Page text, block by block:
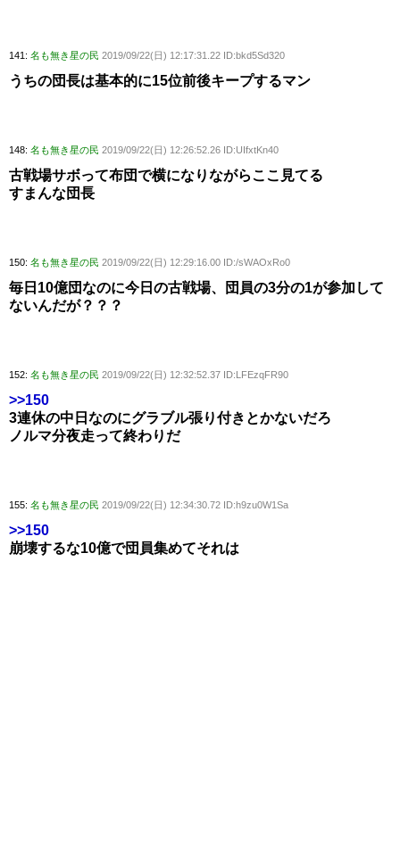
141: 名も無き星の民 2019/09/22(日) 12:17:31.22 ID:bkd5Sd320
うちの団長は基本的に15位前後キープするマン
148: 名も無き星の民 2019/09/22(日) 12:26:52.26 ID:UIfxtKn40
古戦場サボって布団で横になりながらここ見てる
すまんな団長
150: 名も無き星の民 2019/09/22(日) 12:29:16.00 ID:/sWAOxRo0
毎日10億団なのに今日の古戦場、団員の3分の1が参加して
ないんだが？？？
152: 名も無き星の民 2019/09/22(日) 12:32:52.37 ID:LFEzqFR90
>>150
3連休の中日なのにグラブル張り付きとかないだろ
ノルマ分夜走って終わりだ
155: 名も無き星の民 2019/09/22(日) 12:34:30.72 ID:h9zu0W1Sa
>>150
崩壊するな10億で団員集めてそれは